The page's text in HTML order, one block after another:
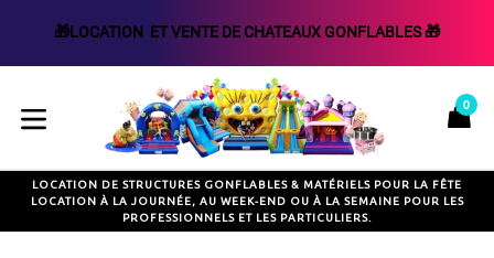
🎁LOCATION  ET VENTE DE CHATEAUX GONFLABLES 🎁
au
contenudévelopper/réduire
0
LOCATION DE STRUCTURES GONFLABLES & MATÉRIELS POUR LA FÊTE
LOCATION À LA JOURNÉE, AU WEEK-END OU À LA SEMAINE POUR LES
PROFESSIONNELS ET LES PARTICULIERS.